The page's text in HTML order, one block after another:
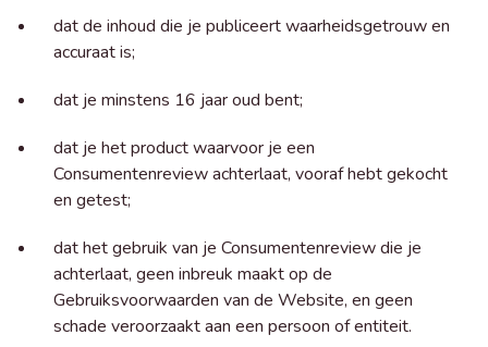
dat de inhoud die je publiceert waarheidsgetrouw en
accuraat is;
dat je minstens 16 jaar oud bent;
dat je het product waarvoor je een
Consumentenreview achterlaat, vooraf hebt gekocht
en getest;
dat het gebruik van je Consumentenreview die je
achterlaat, geen inbreuk maakt op de
Gebruiksvoorwaarden van de Website, en geen
schade veroorzaakt aan een persoon of entiteit.